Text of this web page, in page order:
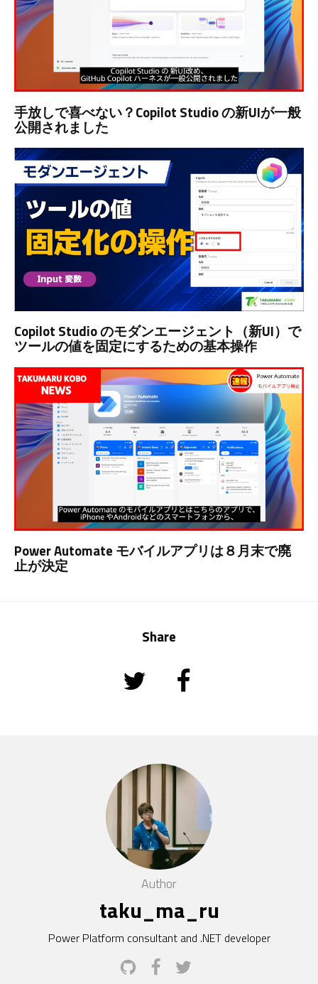
手放しで喜べない？Copilot Studio の新UIが一般
公開されました
Copilot Studio のモダンエージェント（新UI）で
ツールの値を固定にするための基本操作
Power Automate モバイルアプリは８月末で廃
止が決定
Share
Author
taku_ma_ru
Power Platform consultant and .NET developer